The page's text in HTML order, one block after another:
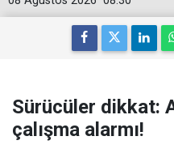
Sürücüler dikkat:
çalışma alarmı!